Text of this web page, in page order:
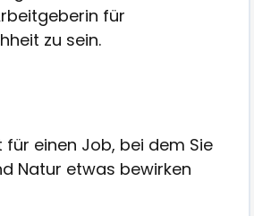
für
zu sein.
für einen Job, bei dem Sie
Natur etwas bewirken